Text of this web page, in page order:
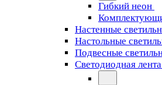
Гибкий неон
Настенные
Настольные
Подвесные
Светодиодная лента